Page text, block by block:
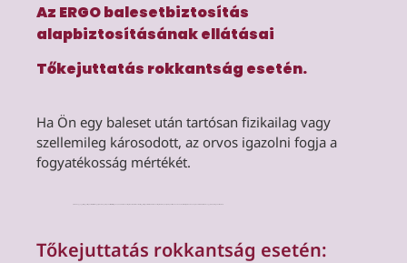
Az ERGO balesetbiztosítás
alapbiztosításának ellátásai
Tőkejuttatás rokkantság esetén.
Ha Ön egy baleset után tartósan fizikailag vagy
szellemileg károsodott, az orvos igazolni fogja a
fogyatékosság mértékét.
Tőkejuttatás rokkantság esetén: